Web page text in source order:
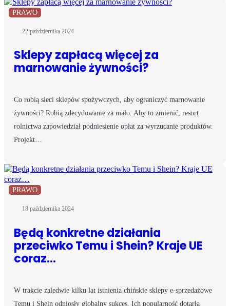
PRAWO
22 października 2024
Sklepy zapłacą więcej za
marnowanie żywności?
Co robią sieci sklepów spożywczych, aby ograniczyć marnowanie
żywności? Robią zdecydowanie za mało. Aby to zmienić, resort
rolnictwa zapowiedział podniesienie opłat za wyrzucanie produktów.
Projekt…
PRAWO
18 października 2024
Będą konkretne działania
przeciwko Temu i Shein? Kraje UE
coraz…
W trakcie zaledwie kilku lat istnienia chińskie sklepy e-sprzedażowe
Temu i Shein odniosły globalny sukces. Ich popularność dotarła